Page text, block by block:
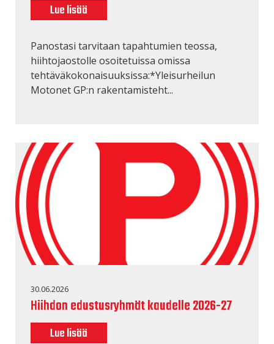
Panostasi tarvitaan tapahtumien teossa,
hiihtojaostolle osoitetuissa omissa
tehtäväkokonaisuuksissa:*Yleisurheilun
Motonet GP:n rakentamisteht...
Lue lisää
30.06.2026
Hiihdon edustusryhmät kaudelle 2026-27
Lue lisää